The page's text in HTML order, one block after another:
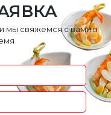
мы свяжемся с вами в